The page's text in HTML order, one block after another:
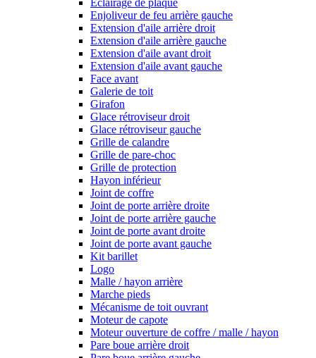
Eclairage de plaque
Enjoliveur de feu arrière gauche
Extension d'aile arrière droit
Extension d'aile arrière gauche
Extension d'aile avant droit
Extension d'aile avant gauche
Face avant
Galerie de toit
Girafon
Glace rétroviseur droit
Glace rétroviseur gauche
Grille de calandre
Grille de pare-choc
Grille de protection
Hayon inférieur
Joint de coffre
Joint de porte arrière droite
Joint de porte arrière gauche
Joint de porte avant droite
Joint de porte avant gauche
Kit barillet
Logo
Malle / hayon arrière
Marche pieds
Mécanisme de toit ouvrant
Moteur de capote
Moteur ouverture de coffre / malle / hayon
Pare boue arrière droit